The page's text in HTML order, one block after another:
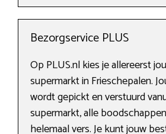
Bezorgservice PLUS
Op PLUS.nl kies je allereerst
supermarkt in Frieschepalen.
wordt gepickt en verstuurd
supermarkt, alle
helemaal vers. Je kunt jouw